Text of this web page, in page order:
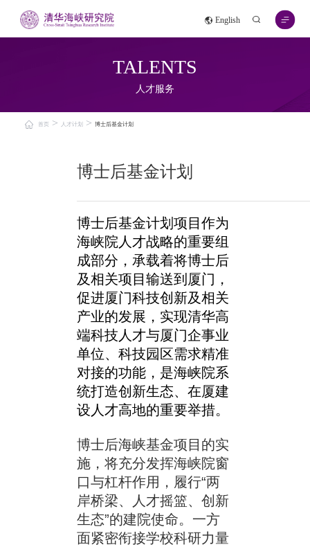
English
TALENTS
人才服务
首页 > 人才计划 > 博士后基金计划
博士后基金计划
博士后基金计划项目作为
海峡院人才战略的重要组
成部分，承载着将博士后
及相关项目输送到厦门，
促进厦门科技创新及相关
产业的发展，实现清华高
端科技人才与厦门企事业
单位、科技园区需求精准
对接的功能，是海峡院系
统打造创新生态、在厦建
设人才高地的重要举措。
博士后海峡基金项目的实
施，将充分发挥海峡院窗
口与杠杆作用，履行“两
岸桥梁、人才摇篮、创新
生态”的建院使命。一方
面紧密衔接学校科研力量